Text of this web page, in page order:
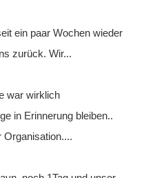
ein paar Wochen wieder
zurück. Wir...
war wirklich
in Erinnerung bleiben..
Organisation....